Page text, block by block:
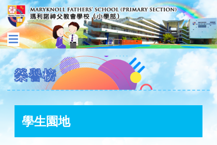
榮譽榜
學生園地